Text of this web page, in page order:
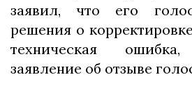
заявил, что его
решения о
техническая
заявление об отзыве